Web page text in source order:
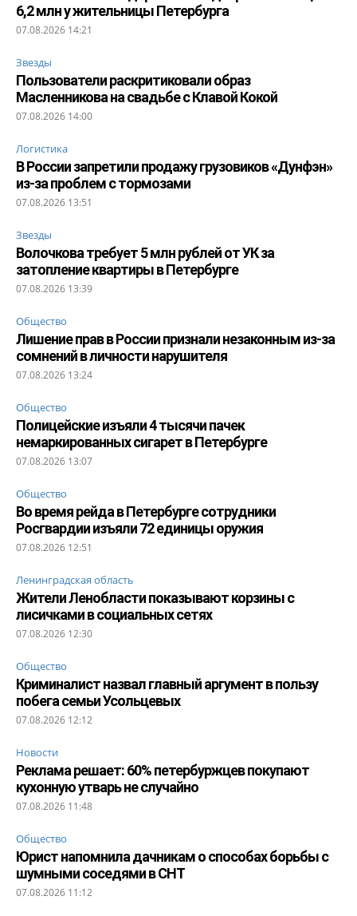
6,2 млн у жительницы Петербурга
07.08.2026 14:21
Звезды
Пользователи раскритиковали образ
Масленникова на свадьбе с Клавой Кокой
07.08.2026 14:00
Логистика
В России запретили продажу грузовиков «Дунфэн»
из-за проблем с тормозами
07.08.2026 13:51
Звезды
Волочкова требует 5 млн рублей от УК за
затопление квартиры в Петербурге
07.08.2026 13:39
Общество
Лишение прав в России признали незаконным из-за
сомнений в личности нарушителя
07.08.2026 13:24
Общество
Полицейские изъяли 4 тысячи пачек
немаркированных сигарет в Петербурге
07.08.2026 13:07
Общество
Во время рейда в Петербурге сотрудники
Росгвардии изъяли 72 единицы оружия
07.08.2026 12:51
Ленинградская область
Жители Ленобласти показывают корзины с
лисичками в социальных сетях
07.08.2026 12:30
Общество
Криминалист назвал главный аргумент в пользу
побега семьи Усольцевых
07.08.2026 12:12
Новости
Реклама решает: 60% петербуржцев покупают
кухонную утварь не случайно
07.08.2026 11:48
Общество
Юрист напомнила дачникам о способах борьбы с
шумными соседями в СНТ
07.08.2026 11:12